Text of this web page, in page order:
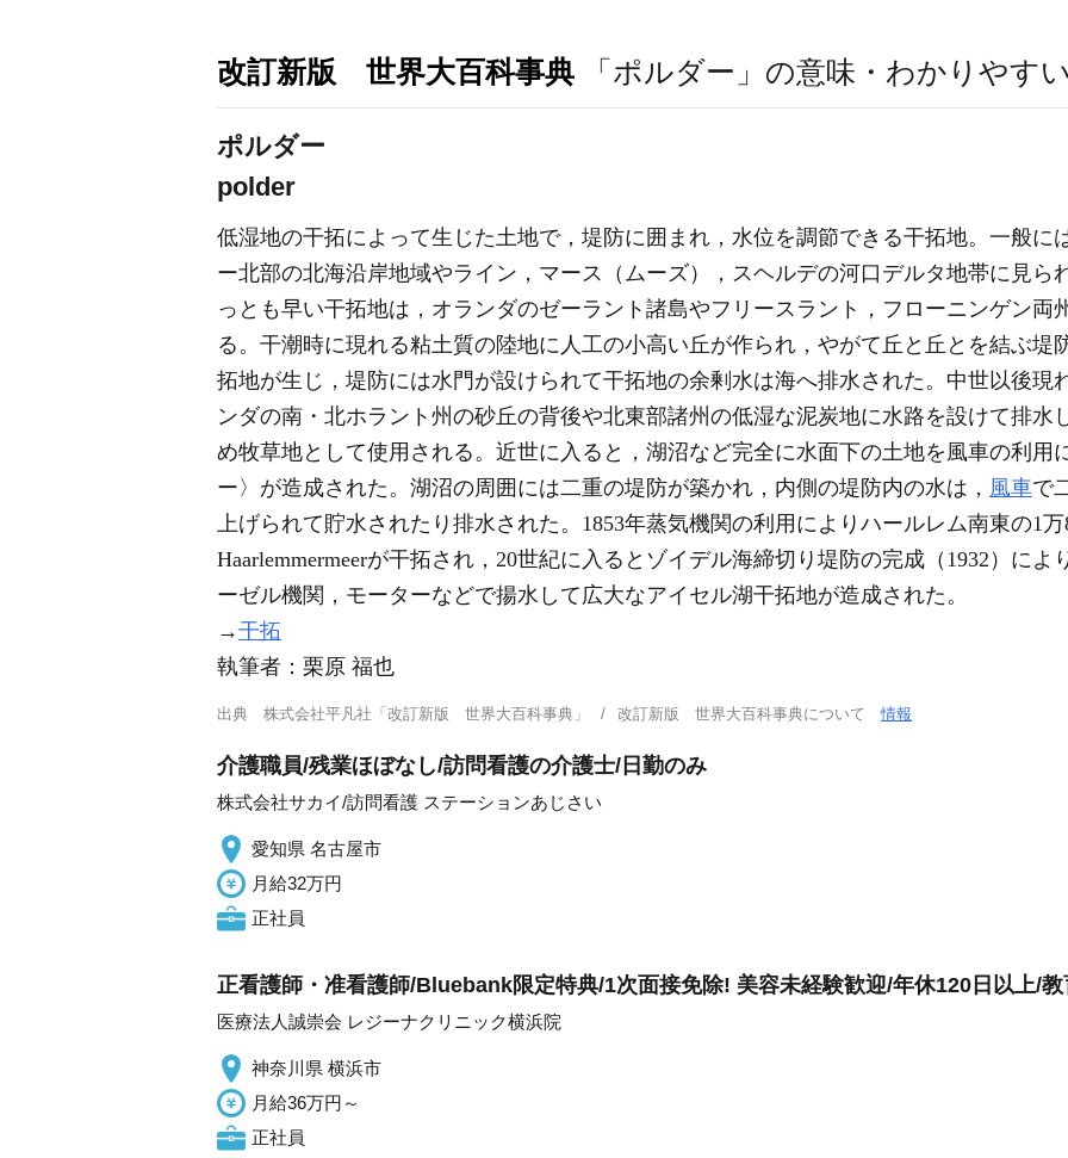
改訂新版 世界大百科事典 「ポルダー」の意味・わかりやす
ポルダー
polder
低湿地の干拓によって生じた土地で，堤防に囲まれ，水位を調節できる干拓地。一般に
ー北部の北海沿岸地域やライン，マース（ムーズ），スヘルデの河口デルタ地帯に見ら
っとも早い干拓地は，オランダのゼーラント諸島やフリースラント，フローニンゲン両
る。干潮時に現れる粘土質の陸地に人工の小高い丘が作られ，やがて丘と丘とを結ぶ堤
拓地が生じ，堤防には水門が設けられて干拓地の余剰水は海へ排水された。中世以後現
ンダの南・北ホラント州の砂丘の背後や北東部諸州の低湿な泥炭地に水路を設けて排水
め牧草地として使用される。近世に入ると，湖沼など完全に水面下の土地を風車の利用
ー〉が造成された。湖沼の周囲には二重の堤防が築かれ，内側の堤防内の水は， 風車で
上げられて貯水されたり排水された。1853年蒸気機関の利用によりハールレム南東の1
Haarlemmermeerが干拓され，20世紀に入るとゾイデル海締切り堤防の完成（1932）によ
ーゼル機関，モーターなどで揚水して広大なアイセル湖干拓地が造成された。
→干拓
執筆者： 栗原 福也
出典 株式会社平凡社「改訂新版 世界大百科事典」 改訂新版 世界大百科事典について情報
介護職員/残業ほぼなし/訪問看護の介護士/日勤のみ
株式会社サカイ/訪問看護 ステーションあじさい
愛知県 名古屋市
月給32万円
正社員
正看護師・准看護師/Bluebank限定特典/1次面接免除! 美容未経験歓迎/年休120日以上/
医療法人誠崇会 レジーナクリニック横浜院
神奈川県 横浜市
月給36万円～
正社員